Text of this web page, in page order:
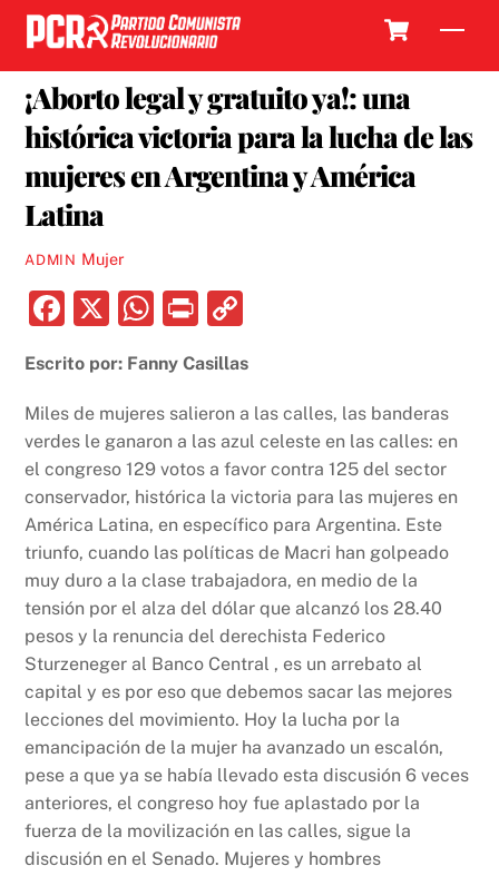
Skip
content
¡Aborto legal y gratuito ya!: una
histórica victoria para la lucha de las
mujeres en Argentina y América
Latina
ADMIN Mujer
F
c
e
b
o
o
k
X
W
at
s
A
p
p
P
nt p
y
Li
n
k
Escrito por: Fanny Casillas
Miles de mujeres salieron a las calles, las banderas
verdes le ganaron a las azul celeste en las calles: en
el congreso 129 votos a favor contra 125 del sector
conservador, histórica la victoria para las mujeres en
América Latina, en específico para Argentina. Este
triunfo, cuando las políticas de Macri han golpeado
muy duro a la clase trabajadora, en medio de la
tensión por el alza del dólar que alcanzó los 28.40
pesos y la renuncia del derechista Federico
Sturzeneger al Banco Central , es un arrebato al
capital y es por eso que debemos sacar las mejores
lecciones del movimiento. Hoy la lucha por la
emancipación de la mujer ha avanzado un escalón,
pese a que ya se había llevado esta discusión 6 veces
anteriores, el congreso hoy fue aplastado por la
fuerza de la movilización en las calles, sigue la
discusión en el Senado. Mujeres y hombres